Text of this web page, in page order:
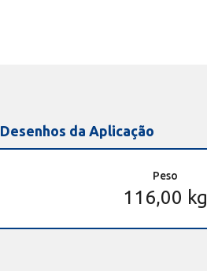
Desenhos da Aplicação
Peso
116,00 kg